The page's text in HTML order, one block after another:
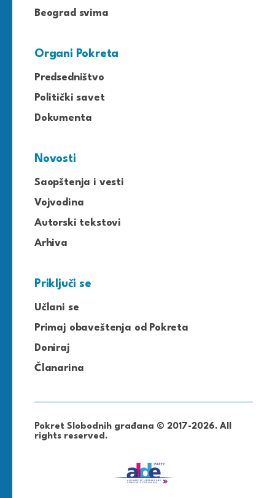
Beograd svima
Organi Pokreta
Predsedništvo
Politički savet
Dokumenta
Novosti
Saopštenja i vesti
Vojvodina
Autorski tekstovi
Arhiva
Priključi se
Učlani se
Primaj obaveštenja od Pokreta
Doniraj
Članarina
Pokret Slobodnih građana © 2017-2026. All
rights reserved.